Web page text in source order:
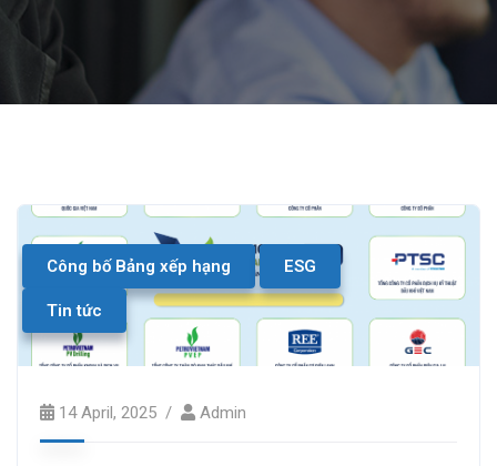
Công bố Bảng xếp hạng ESG
Tin tức
14 April, 2025 Admin